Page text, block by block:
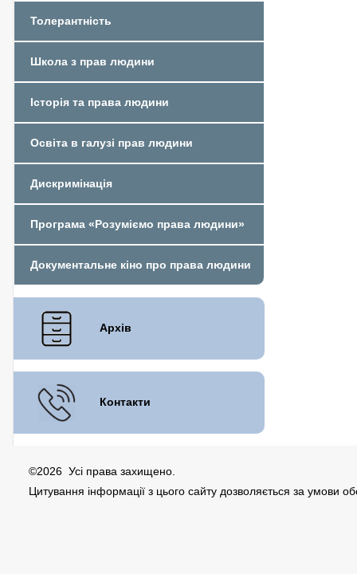
Толерантність
Школа з прав людини
Історія та права людини
Освіта в галузі прав людини
Дискримінація
Програма «Розуміємо права людини»
Документальне кіно про права людини
Архів
Контакти
©2026 Усі права захищено.
Цитування інформації з цього сайту дозволяється за умови